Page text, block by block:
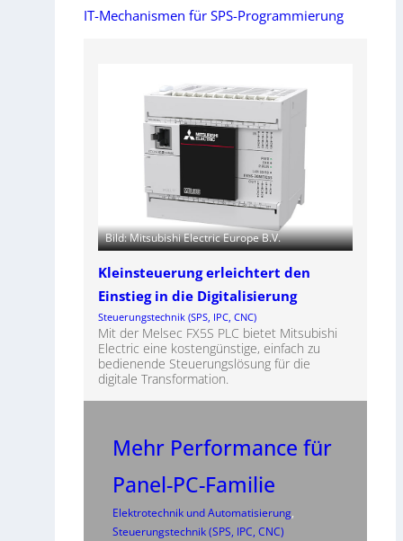
IT-Mechanismen für SPS-Programmierung
Bild: Mitsubishi Electric Europe B.V.
Kleinsteuerung erleichtert den
Einstieg in die Digitalisierung
Steuerungstechnik (SPS, IPC, CNC)
Mit der Melsec FX5S PLC bietet Mitsubishi
Electric eine kostengünstige, einfach zu
bedienende Steuerungslösung für die
digitale Transformation.
Mehr Performance für
Panel-PC-Familie
Elektrotechnik und Automatisierung
Steuerungstechnik (SPS, IPC, CNC)